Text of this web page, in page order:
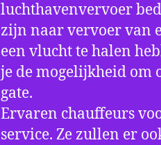
luchthavenvervoer
zijn naar vervoer van
een vlucht te halen
je de mogelijkheid om
gate.
Ervaren chauffeurs
service. Ze zullen er